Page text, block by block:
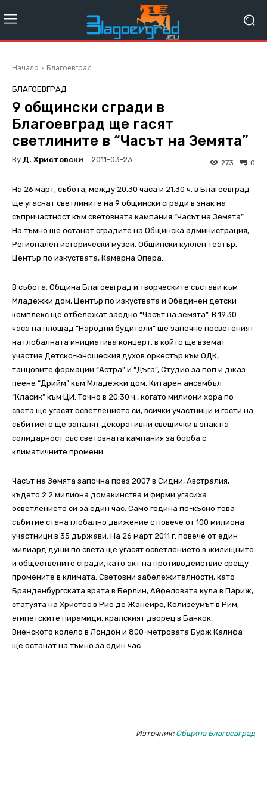
Начало Благоевград
БЛАГОЕВГРАД
9 общински сгради в
Благоевград ще гасят
светлините в “Часът на Земята”
By Д. Христовски 2011-03-23 0
273
На 26 март, събота, между 20.30 часа и 21.30 ч. в Благоевград
ще угаснат светлините на 9 общински сгради в знак на
съпричастност към световната кампания “Часът на Земята”.
На тъмно ще останат сградите на Общинска администрация,
Регионален исторически музей, Общински куклен театър,
Център по изкуствата, Камерна Опера.
В събота, Община Благоевград и творческите състави към
Младежки дом, Център по изкуствата и Обединен детски
комплекс ще отбележат заедно “Часът на земята”. В 19.30
часа на площад “Народни будители” ще започне посветеният
на глобалната инициатива концерт, в който ще вземат
участие Детско-юношеския духов оркестър към ОДК,
танцовите формации “Астра” и “Дъга”, Студио за поп и джаз
пеене “Дрийм” към Младежки дом, Китарен ансамбъл
“Класик” към ЦИ. Точно в 20:30 ч., когато милиони хора по
света ще угасят осветлението си, всички участници и гости на
събитието ще запалят декоративни свещички в знак на
солидарност със световната кампания за борба с
климатичните промени.
Часът на Земята започна през 2007 в Сидни, Австралия,
където 2.2 милиона домакинства и фирми угасиха
осветлението си за един час. Само година по-късно това
събитие стана глобално движение с повече от 100 милиона
участници в 35 държави. На 26 март 2011 г. повече от един
милиард души по света ще угасят осветлението в жилищните
и обществените сгради, като акт на противодействие срещу
промените в климата. Световни забележителности, като
Бранденбургската врата в Берлин, Айфеловата кула в Париж,
статуята на Христос в Рио де Жанейро, Колизеумът в Рим,
египетските пирамиди, кралският дворец в Банкок,
Виенското колело в Лондон и 800-метровата Бурж Калифа
ще останат на тъмно за един час.
Източник: Община Благоевград